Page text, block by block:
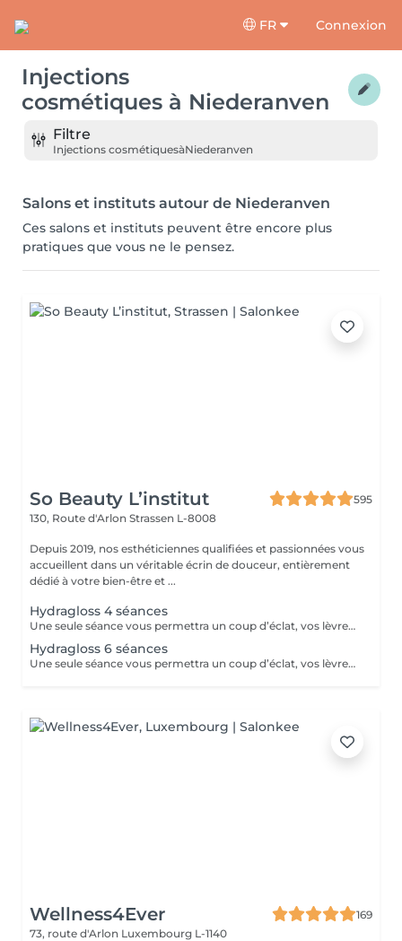
FR Connexion
Injections
cosmétiques à Niederanven
Filtre
Injections cosmétiquesàNiederanven
Salons et instituts autour de Niederanven
Ces salons et instituts peuvent être encore plus
pratiques que vous ne le pensez.
So Beauty L’institut
595
130, Route d'Arlon Strassen L-8008
Depuis 2019, nos esthéticiennes qualifiées et passionnées vous
accueillent dans un véritable écrin de douceur, entièrement
dédié à votre bien-être et ...
Hydragloss 4 séances
Une seule séance vous permettra un coup d’éclat, vos lèvres seront plus confortables, plus lisses, repulpées avec un peu plus de volume. Pour un résultat durable, l’idéal est de faire ce soin sous forme de cure de 4 à 10 séances. Vos lèvres seront hydratées, libérées de l’inconfort de la sécheresse.
Hydragloss 6 séances
Une seule séance vous permettra un coup d’éclat, vos lèvres seront plus confortables, plus lisses, repulpées avec un peu plus de volume. Pour un résultat durable, l’idéal est de faire ce soin sous forme de cure de 4 à 10 séances.
Wellness4Ever
169
73, route d'Arlon Luxembourg L-1140